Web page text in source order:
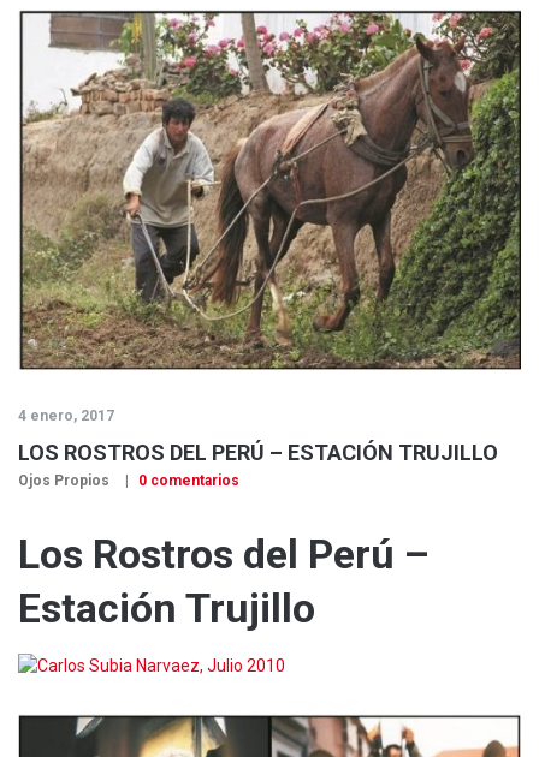
4 enero, 2017
LOS ROSTROS DEL PERÚ – ESTACIÓN TRUJILLO
Ojos Propios 0 comentarios
Los Rostros del Perú –
Estación Trujillo